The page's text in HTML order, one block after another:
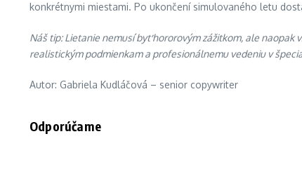
konkrétnymi miestami. Po ukončení simulovaného letu
Náš tip: Lietanie nemusí byť hororovým zážitkom, ale
realistickým podmienkam a profesionálnemu vedeniu v
Autor: Gabriela Kudláčová – senior copywriter
Odporúčame